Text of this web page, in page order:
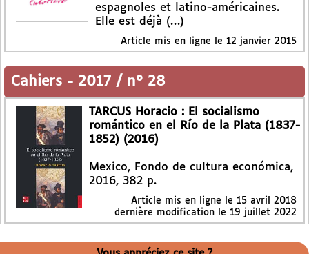
espagnoles et latino-américaines.
Elle est déjà (…)
Article mis en ligne le 12 janvier 2015
Cahiers - 2017 / n° 28
TARCUS Horacio : El socialismo
romántico en el Río de la Plata (1837-
1852) (2016)
Mexico, Fondo de cultura económica,
2016, 382 p.
Article mis en ligne le 15 avril 2018
dernière modification le 19 juillet 2022